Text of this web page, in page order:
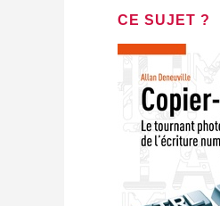
CE SUJET ?